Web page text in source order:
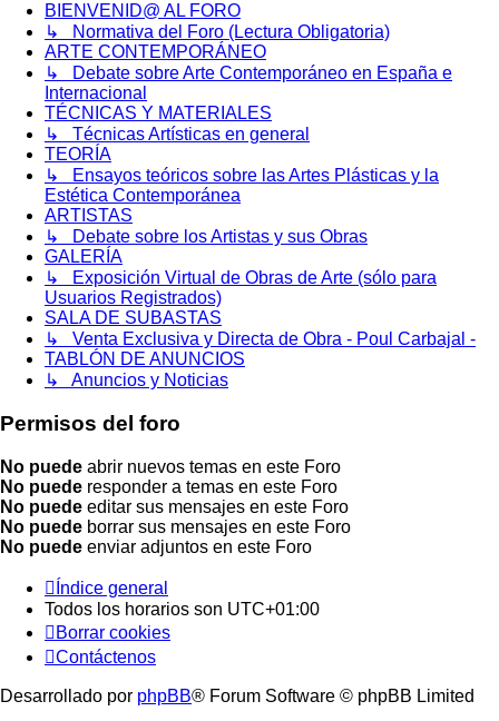
BIENVENID@ AL FORO
↳ Normativa del Foro (Lectura Obligatoria)
ARTE CONTEMPORÁNEO
↳ Debate sobre Arte Contemporáneo en España e
Internacional
TÉCNICAS Y MATERIALES
↳ Técnicas Artísticas en general
TEORÍA
↳ Ensayos teóricos sobre las Artes Plásticas y la
Estética Contemporánea
ARTISTAS
↳ Debate sobre los Artistas y sus Obras
GALERÍA
↳ Exposición Virtual de Obras de Arte (sólo para
Usuarios Registrados)
SALA DE SUBASTAS
↳ Venta Exclusiva y Directa de Obra - Poul Carbajal -
TABLÓN DE ANUNCIOS
↳ Anuncios y Noticias
Permisos del foro
No puede abrir nuevos temas en este Foro
No puede responder a temas en este Foro
No puede editar sus mensajes en este Foro
No puede borrar sus mensajes en este Foro
No puede enviar adjuntos en este Foro
Índice general
Todos los horarios son UTC+01:00
Borrar cookies
Contáctenos
Desarrollado por phpBB® Forum Software © phpBB Limited